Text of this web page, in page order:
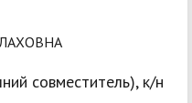
совместитель), к/н